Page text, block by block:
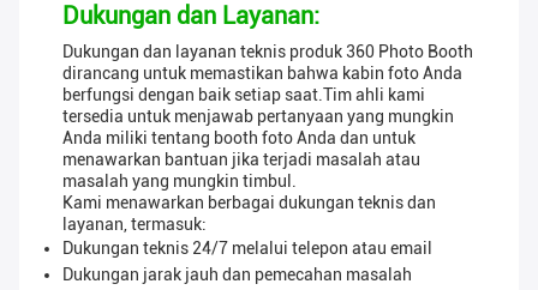
Dukungan dan Layanan:
Dukungan dan layanan teknis produk 360 Photo Booth
dirancang untuk memastikan bahwa kabin foto Anda
berfungsi dengan baik setiap saat.Tim ahli kami
tersedia untuk menjawab pertanyaan yang mungkin
Anda miliki tentang booth foto Anda dan untuk
menawarkan bantuan jika terjadi masalah atau
masalah yang mungkin timbul.
Kami menawarkan berbagai dukungan teknis dan
layanan, termasuk:
Dukungan teknis 24/7 melalui telepon atau email
Dukungan jarak jauh dan pemecahan masalah